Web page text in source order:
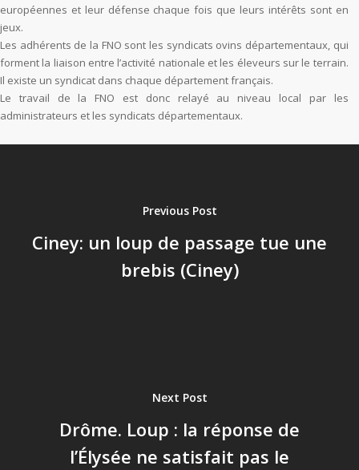
européennes et leur défense chaque fois que leurs intérêts sont en
jeux.
Les adhérents de la FNO sont les syndicats ovins départementaux, qui
forment la liaison entre l’activité nationale et les éleveurs sur le terrain.
Il existe un syndicat dans chaque département français.
Le travail de la FNO est donc relayé au niveau local par les
administrateurs et les syndicats départementaux.
Previous Post
Ciney: un loup de passage tue une
brebis (Ciney)
Next Post
Drôme. Loup : la réponse de
l’Élysée ne satisfait pas le